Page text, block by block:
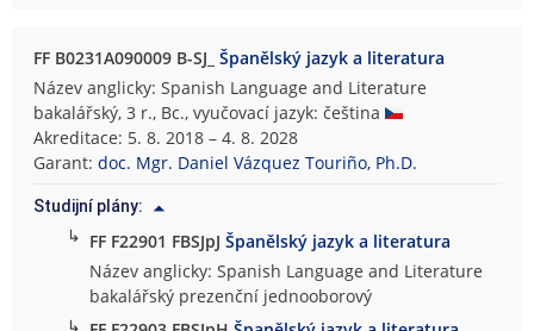
FF B0231A090009 B-SJ_Španělský jazyk a literatura
Název anglicky: Spanish Language and Literature
bakalářský, 3 r., Bc., vyučovací jazyk: čeština
Akreditace: 5. 8. 2018 – 4. 8. 2028
Garant:doc. Mgr. Daniel Vázquez Touriño, Ph.D.
Studijní plány:
↳ FF F22901 FBSJpJŠpanělský jazyk a literatura
Název anglicky: Spanish Language and Literature
bakalářský prezenční jednooborový
↳